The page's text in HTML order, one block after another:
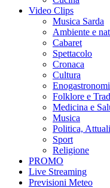
Video Clips
Musica Sarda
Ambiente e
Cabaret
Spettacolo
Cronaca
Cultura
Folklore e
Medicina e
Musica
Politica,
Sport
Religione
PROMO
Live Streaming
Previsioni Meteo